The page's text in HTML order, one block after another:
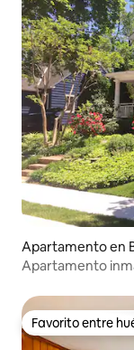
Apartamento en
Apartamento
Favorito entre
Favorito entre